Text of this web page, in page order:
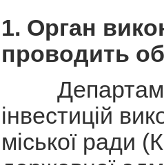
1. Орган
проводить
інвестицій
міської ради